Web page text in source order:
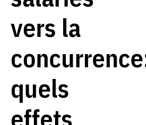
vers la
quels